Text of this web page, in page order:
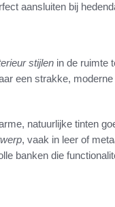
aansluiten bij
stijlen in de ruimte
een strakke,
natuurlijke tinten
, vaak in leer of
banken die